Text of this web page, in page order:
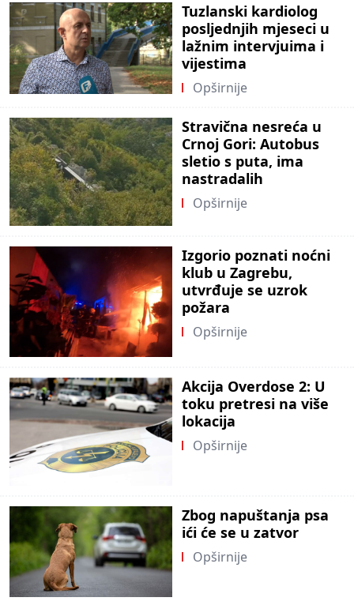
Tuzlanski kardiolog
posljednjih mjeseci u
lažnim intervjuima i
vijestima
Opširnije
Stravična nesreća u
Crnoj Gori: Autobus
sletio s puta, ima
nastradalih
Opširnije
Izgorio poznati noćni
klub u Zagrebu,
utvrđuje se uzrok
požara
Opširnije
Akcija Overdose 2: U
toku pretresi na više
lokacija
Opširnije
Zbog napuštanja psa
ići će se u zatvor
Opširnije